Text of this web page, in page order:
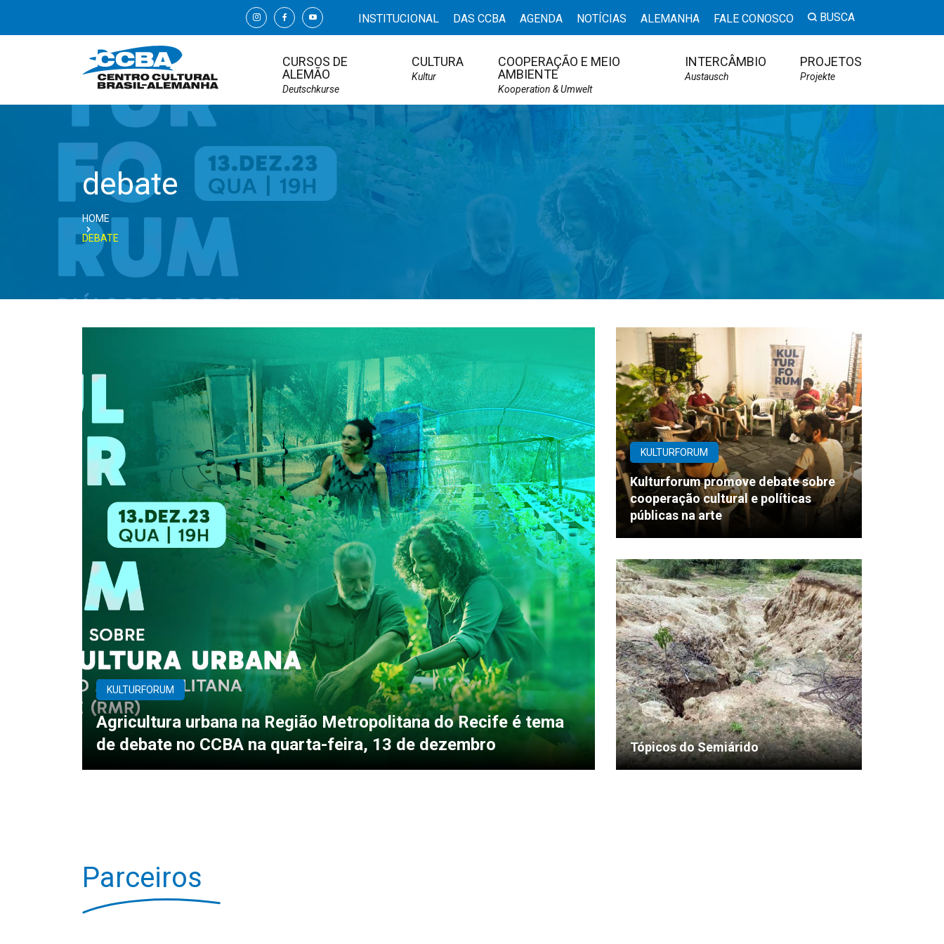
INSTITUCIONAL DAS CCBA AGENDA NOTÍCIAS ALEMANHA FALE CONOSCO BUSCA
CURSOS DE
ALEMÃO
Deutschkurse
CULTURA
Kultur
COOPERAÇÃO E MEIO
AMBIENTE
Kooperation & Umwelt
INTERCÂMBIO
Austausch
PROJETOS
Projekte
debate
HOME
DEBATE
KULTURFORUM
Agricultura urbana na Região Metropolitana do Recife é tema
de debate no CCBA na quarta-feira, 13 de dezembro
KULTURFORUM
Kulturforum promove debate sobre
cooperação cultural e políticas
públicas na arte
Tópicos do Semiárido
Parceiros